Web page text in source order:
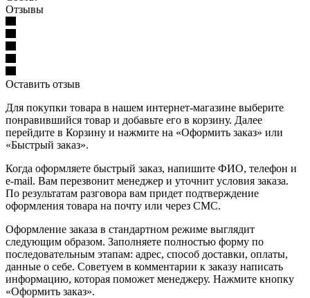
Отзывы
Оставить отзыв
Для покупки товара в нашем интернет-магазине выберите
понравившийся товар и добавьте его в корзину. Далее
перейдите в Корзину и нажмите на «Оформить заказ» или
«Быстрый заказ».
Когда оформляете быстрый заказ, напишите ФИО, телефон и
e-mail. Вам перезвонит менеджер и уточнит условия заказа.
По результатам разговора вам придет подтверждение
оформления товара на почту или через СМС.
Оформление заказа в стандартном режиме выглядит
следующим образом. Заполняете полностью форму по
последовательным этапам: адрес, способ доставки, оплаты,
данные о себе. Советуем в комментарии к заказу написать
информацию, которая поможет менеджеру. Нажмите кнопку
«Оформить заказ».